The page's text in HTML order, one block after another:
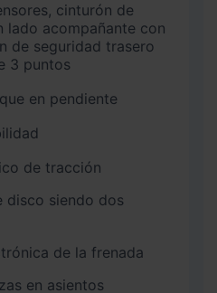
cinturón de
lado acompañante con
de seguridad trasero
3 puntos
en pendiente
de tracción
de la frenada